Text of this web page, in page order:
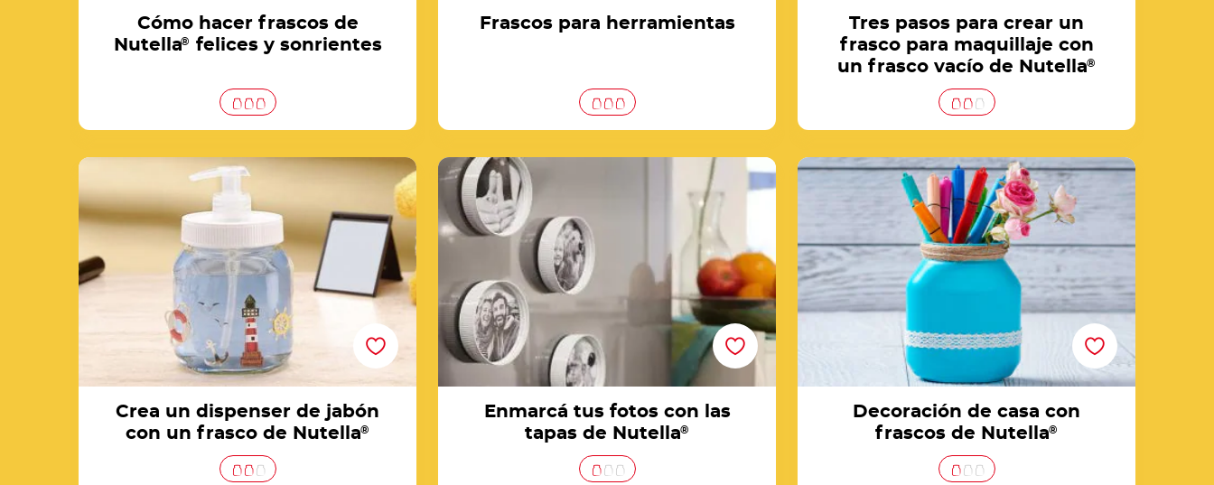
Cómo hacer frascos de
Nutella® felices y sonrientes
Frascos para herramientas
Tres pasos para crear un
frasco para maquillaje con
un frasco vacío de Nutella®
Crea un dispenser de jabón con un frasco de
Nutella®
Crea un dispenser de jabón
con un frasco de Nutella®
Enmarcá tus fotos con las tapas de Nutella®
Enmarcá tus fotos con las
tapas de Nutella®
Decoración de casa con frascos de Nutella®
Decoración de casa con
frascos de Nutella®